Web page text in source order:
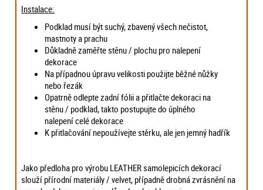
Instalace:
Podklad musí být suchý, zbavený všech nečistot,
mastnoty a prachu
Důkladně zaměřte stěnu / plochu pro nalepení
dekorace
Na případnou úpravu velikosti použijte běžné nůžky
nebo řezák
Opatrně odlepte zadní fólii a přitlačte dekoraci na
stěnu / podklad, takto postupujte do úplného
nalepení celé dekorace
K přitlačování nepoužívejte stěrku, ale jen jemný hadřík
Jako předloha pro výrobu LEATHER samolepicích dekorací
slouží přírodní materiály / velvet, případně drobná zvrásnění na